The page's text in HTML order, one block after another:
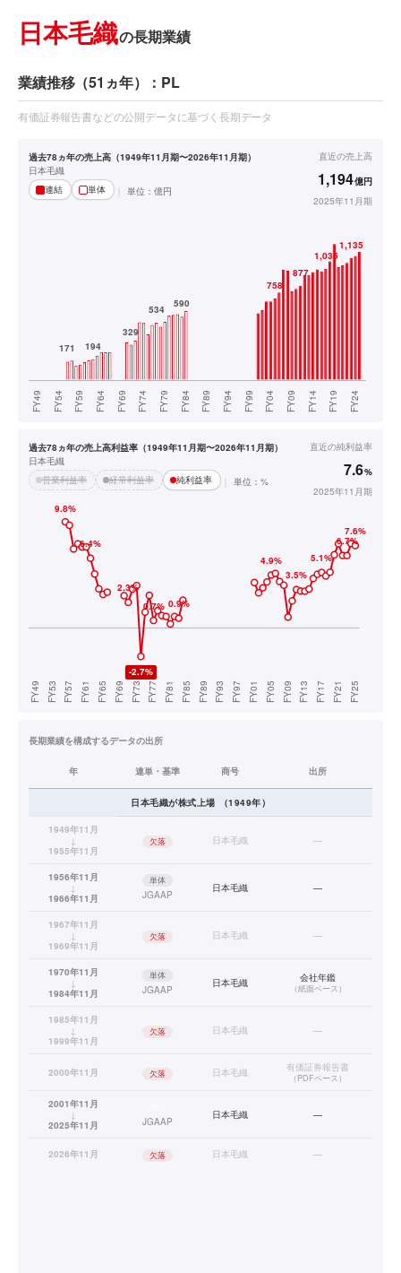
日本毛織の長期業績
業績推移（51ヵ年）：PL
有価証券報告書などの公開データに基づく長期データ
過去78ヵ年の売上高（1949年11月期〜2026年11月期）
日本毛織
連結
単体 単位： 億円
直近の売上高
1,194億円
2025年11月期
過去78ヵ年の売上高利益率（1949年11月期〜2026年11月期）
日本毛織
営業利益率
経常利益率 純利益率 単位：%
直近の純利益率
7.6%
2025年11月期
長期業績を構成するデータの出所
年 連単・基準 商号 出所
日本毛織が株式上場 （1949年）
1949年11月
↓
1955年11月
欠落 日本毛織 —
1956年11月
↓
1966年11月
単体
JGAAP
日本毛織 —
1967年11月
↓
1969年11月
欠落 日本毛織 —
1970年11月
↓
1984年11月
単体
JGAAP
日本毛織 会社年鑑
（紙面ベース）
1985年11月
↓
1999年11月
欠落 日本毛織 —
2000年11月 欠落 日本毛織 有価証券報告書
（PDFベース）
2001年11月
↓
2025年11月
JGAAP
日本毛織 —
2026年11月 欠落 日本毛織 —